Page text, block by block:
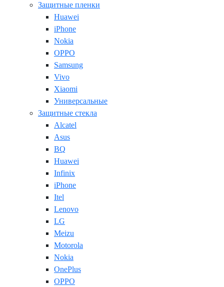
Защитные пленки
Huawei
iPhone
Nokia
OPPO
Samsung
Vivo
Xiaomi
Универсальные
Защитные стекла
Alcatel
Asus
BQ
Huawei
Infinix
iPhone
Itel
Lenovo
LG
Meizu
Motorola
Nokia
OnePlus
OPPO